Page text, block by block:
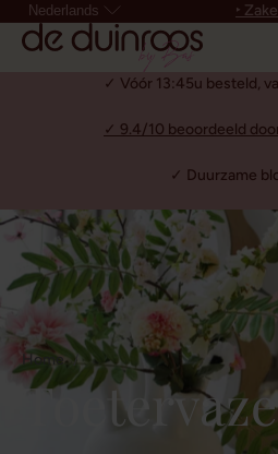
Nederlands ‣
✓ Vóór 13:45u besteld,
✓ 9.4/10 beoordeeld
✓ Duurzame
Home